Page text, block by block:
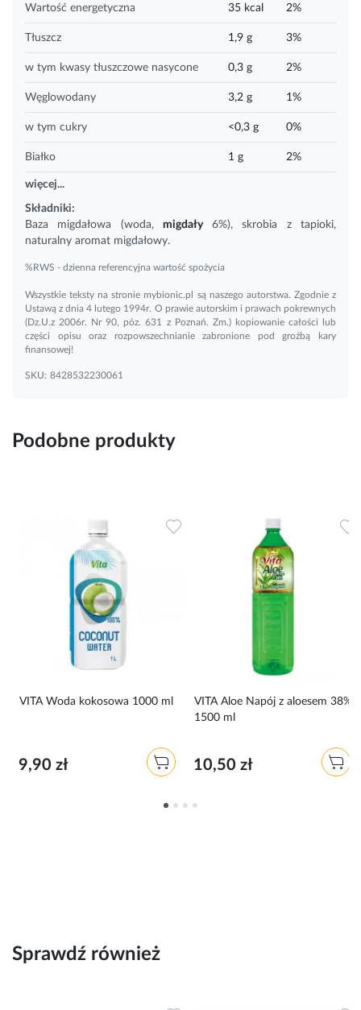
Wartość energetyczna 35 kcal 2%
Tłuszcz 1,9 g 3%
w tym kwasy tłuszczowe nasycone 0,3 g 2%
Węglowodany 3,2 g 1%
w tym cukry <0,3 g 0%
Białko 1 g 2%
więcej...
Składniki:
Baza migdałowa (woda,migdały 6%), skrobia z tapioki,
naturalny aromat migdałowy.
%RWS - dzienna referencyjna wartość spożycia
Wszystkie teksty na stronie mybionic.pl są naszego autorstwa. Zgodnie z
Ustawą z dnia 4 lutego 1994r. O prawie autorskim i prawach pokrewnych
(Dz.U.z 2006r. Nr 90, póz. 631 z Poznań. Zm.) kopiowanie całości lub
części opisu oraz rozpowszechnianie zabronione pod groźbą kary
finansowej!
SKU: 8428532230061
Podobne produkty
VITA Woda kokosowa 1000 ml
9,90 zł
Dodaj do ulubionych
VITA Aloe Napój z aloesem 38%
1500 ml
10,50 zł
Sprawdź również